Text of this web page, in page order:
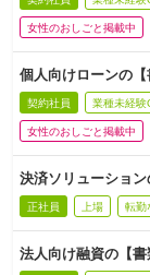
女性のおしごと掲載中
個人向けローンの
契約社員 業種未経験
女性のおしごと掲載中
決済ソリューショ
正社員 上場 転勤
法人向け融資の【